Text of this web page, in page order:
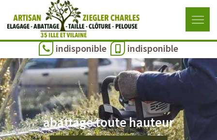
indisponible indisponible
abattage toute hauteur